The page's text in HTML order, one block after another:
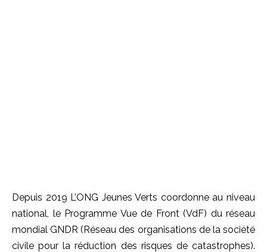
Depuis 2019 L’ONG Jeunes Verts coordonne au niveau
national, le Programme Vue de Front (VdF) du réseau
mondial GNDR (Réseau des organisations de la société
civile pour la réduction des risques de catastrophes).